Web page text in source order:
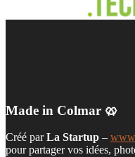
Made in Colmar 🥨
Créé parLa Startup –
pour partager vos idées,